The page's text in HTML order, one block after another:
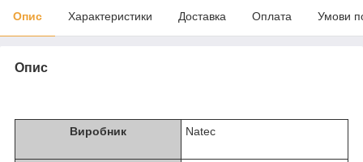
Опис Характеристики Доставка Оплата Умови
Опис
Виробник Natec